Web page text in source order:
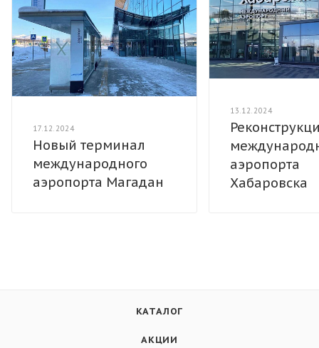
17.12.2024
Новый терминал
международного
аэропорта Магадан
13.12.2024
аэропорта
Хабаровска
КАТАЛОГ
АКЦИИ